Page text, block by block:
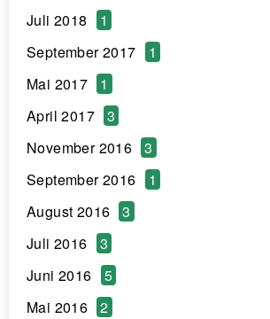
Juli 2018
1
September 2017
1
Mai 2017
1
April 2017
3
November 2016
3
September 2016
1
August 2016
3
Juli 2016
3
Juni 2016
5
Mai 2016
2